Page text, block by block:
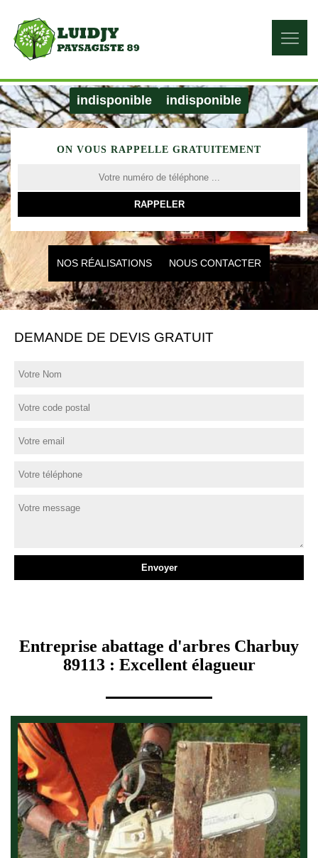
indisponible indisponible
ON VOUS RAPPELLE GRATUITEMENT
NOS RÉALISATIONS NOUS CONTACTER
DEMANDE DE DEVIS GRATUIT
Entreprise abattage d'arbres Charbuy
89113 : Excellent élagueur